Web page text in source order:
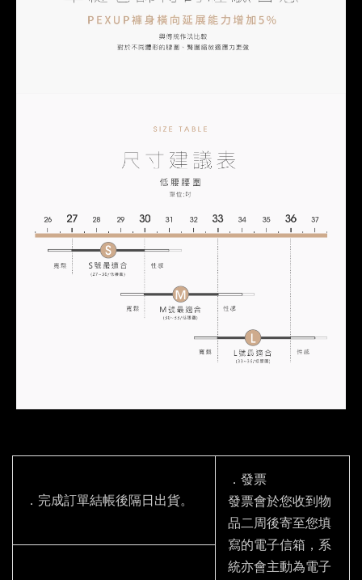
．完成訂單結帳後隔日出貨。
．發票
發票會於您收到物
品二周後寄至您填
寫的電子信箱，系
統亦會主動為電子